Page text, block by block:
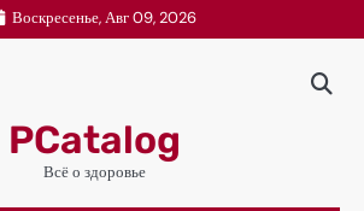
Воскресенье, Авг 09, 2026
PCatalog
Всё о здоровье